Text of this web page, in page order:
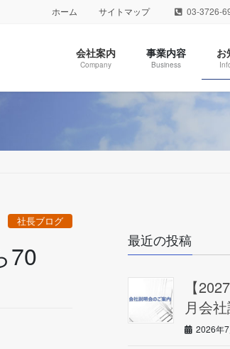
ホーム サイトマップ 03-3726-
会社案内
Company
事業内容
Business
お
社長ブログ
70
最近の投稿
【
月会
2026年